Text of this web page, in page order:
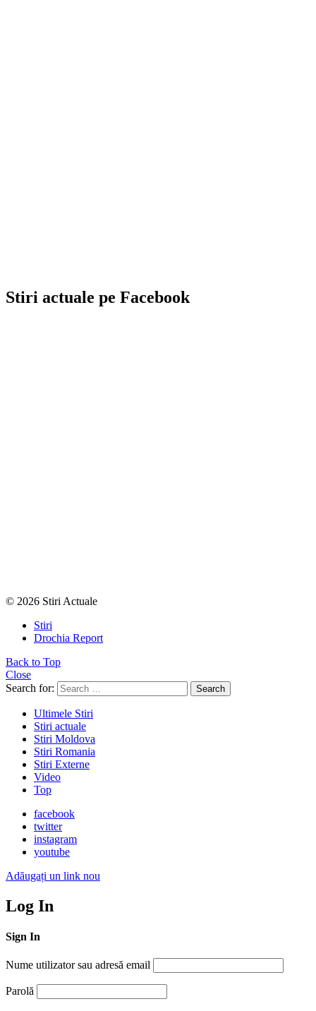
Stiri actuale pe Facebook
© 2026 Stiri Actuale
Stiri
Drochia Report
Back to Top
Close
Search for:
Search
Ultimele Stiri
Stiri actuale
Stiri Moldova
Stiri Romania
Stiri Externe
Video
Top
facebook
twitter
instagram
youtube
Adăugați un link nou
Log In
Sign In
Nume utilizator sau adresă email
Parolă